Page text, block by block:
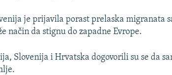
je prijavila porast prelaska migranata
način da stignu do zapadne Evrope.
Slovenija i Hrvatska dogovorili su se da